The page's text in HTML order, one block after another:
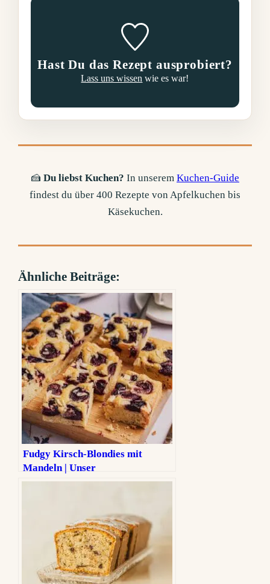
Hast Du das Rezept ausprobiert?
Lass uns wissen wie es war!
🍰 Du liebst Kuchen? In unserem Kuchen-Guide
findest du über 400 Rezepte von Apfelkuchen bis
Käsekuchen.
Ähnliche Beiträge:
Fudgy Kirsch-Blondies mit
Mandeln | Unser
unwiderstehliches Rezept